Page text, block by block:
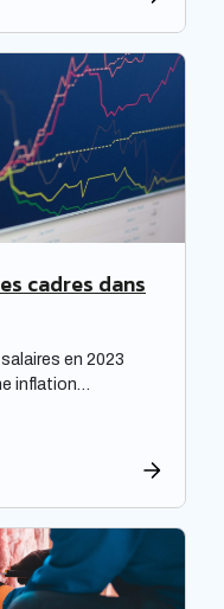
Banque des
majeurs […]
cadres dans
en 2023
inflation
ont mis la
évoquant une